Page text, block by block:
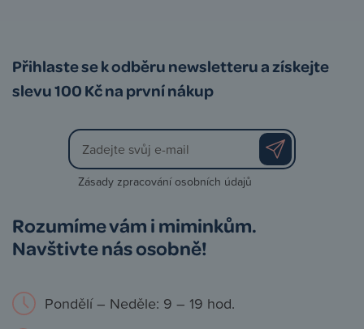
Přihlaste se k odběru newsletteru a získejte
slevu 100 Kč na první nákup
Zásady zpracování osobních údajů
Rozumíme vám i miminkům.
Navštivte nás osobně!
Pondělí – Neděle: 9 – 19 hod.